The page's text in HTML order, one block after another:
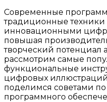
Современные
традиционные техники
инновационными
повышая
творческий потенциал
рассмотрим самые
функциональные
цифровых иллюстраций
поделимся советами
программного